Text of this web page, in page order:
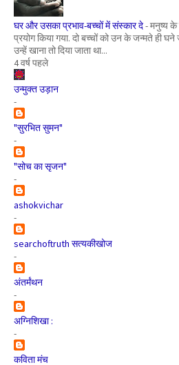
घर और उसका प्रभाव-बच्चों में संस्कार दे-मनुष्य के
प्रयोग किया गया. दो बच्चों को उन के जन्मते ही
उन्हें खाना तो दिया जाता था...
4 वर्ष पहले
उन्मुक्त उड़ान
-
"सुरभित सुमन"
-
"सोच का सृजन"
-
ashokvichar
-
searchoftruth सत्यकीखोज
-
अंतर्मंथन
-
अग्निशिखा :
-
कविता मंच